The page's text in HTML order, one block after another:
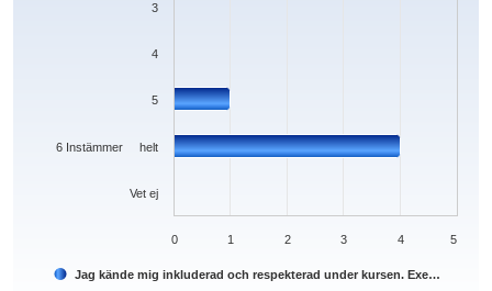
Jag kände mig inkluderad och respekterad under kursen. Exe…
Vet ej
6 Instämmer helt
5
4
3
0 1 2 3 4 5